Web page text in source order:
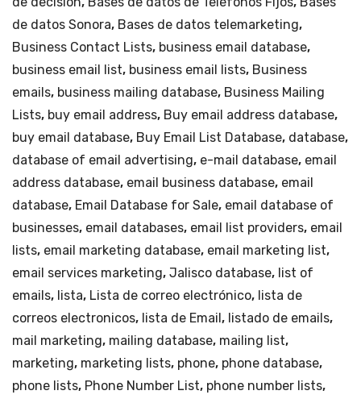
de datos Sonora, Bases de datos telemarketing,
Business Contact Lists, business email database,
business email list, business email lists, Business
emails, business mailing database, Business Mailing
Lists, buy email address, Buy email address database,
buy email database, Buy Email List Database, database,
database of email advertising, e-mail database, email
address database, email business database, email
database, Email Database for Sale, email database of
businesses, email databases, email list providers, email
lists, email marketing database, email marketing list,
email services marketing, Jalisco database, list of
emails, lista, Lista de correo electrónico, lista de
correos electronicos, lista de Email, listado de emails,
mail marketing, mailing database, mailing list,
marketing, marketing lists, phone, phone database,
phone lists, Phone Number List, phone number lists,